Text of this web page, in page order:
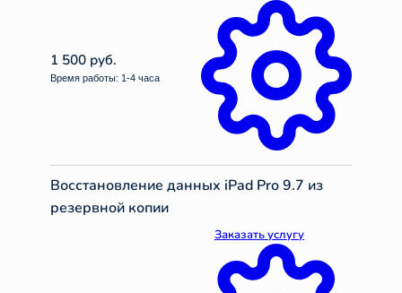
1 500 руб.
Время работы: 1-4 часа
Восстановление данных iPad Pro 9.7 из
резервной копии
Заказать услугу